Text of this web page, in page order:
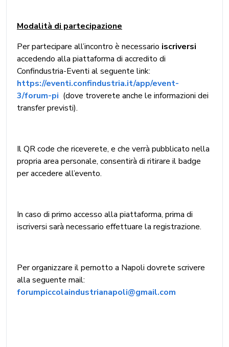
Modalità di partecipazione
Per partecipare all’incontro è necessario iscriversi
accedendo alla piattaforma di accredito di
Confindustria-Eventi al seguente link:
https://eventi.confindustria.it/app/event-
3/forum-pi (dove troverete anche le informazioni dei
transfer previsti).
Il QR code che riceverete, e che verrà pubblicato nella
propria area personale, consentirà di ritirare il badge
per accedere all’evento.
In caso di primo accesso alla piattaforma, prima di
iscriversi sarà necessario effettuare la registrazione.
Per organizzare il pernotto a Napoli dovrete scrivere
alla seguente mail:
forumpiccolaindustrianapoli@gmail.com